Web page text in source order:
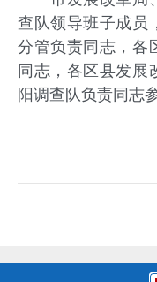
查队领导班子成员
分管负责同志，各
同志，各区县发展
阳调查队负责同志